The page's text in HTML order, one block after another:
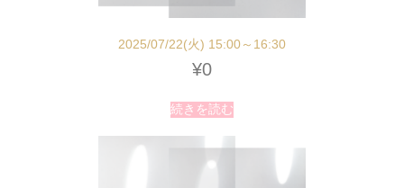
2025/07/22(火) 15:00～16:30
¥0
続きを読む